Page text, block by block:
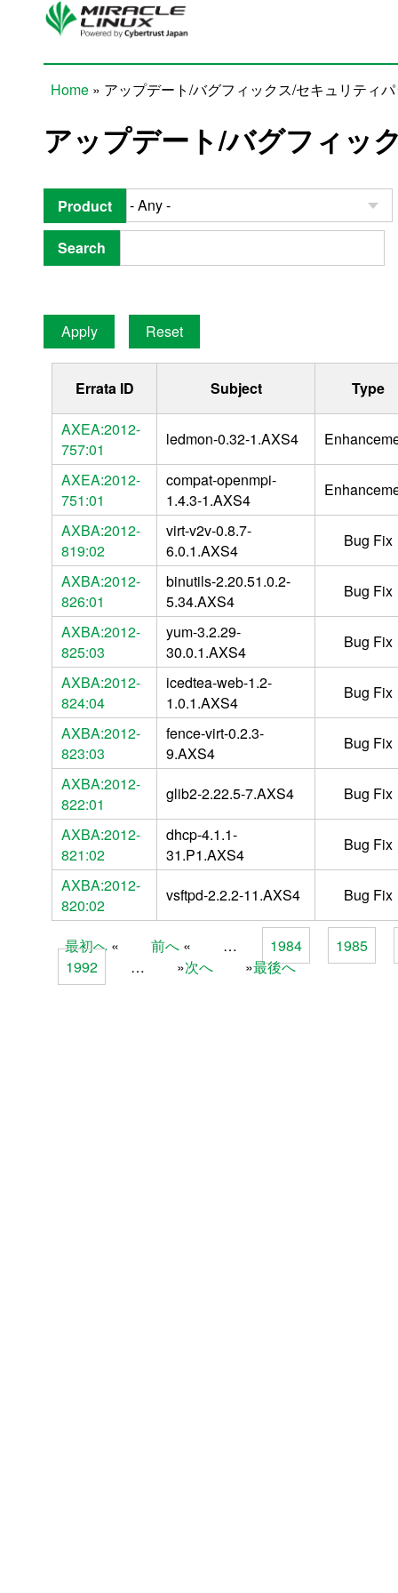
Skip to main content
Home » アップデート/バグフィックス/セキュリティ
アップデート/バグフィッ
Product
Search
Errata ID Subject
Type
AXEA:2012-
757:01
ledmon-0.32-1.AXS4
AXEA:2012-
751:01
compat-openmpi-
1.4.3-1.AXS4
AXBA:2012-
819:02
virt-v2v-0.8.7-
6.0.1.AXS4
Bug Fix
AXBA:2012-
826:01
binutils-2.20.51.0.2-
5.34.AXS4
Bug Fix
AXBA:2012-
825:03
yum-3.2.29-
30.0.1.AXS4
Bug Fix
AXBA:2012-
824:04
icedtea-web-1.2-
1.0.1.AXS4
Bug Fix
AXBA:2012-
823:03
fence-virt-0.2.3-
9.AXS4
Bug Fix
AXBA:2012-
822:01
glib2-2.22.5-7.AXS4
Bug Fix
AXBA:2012-
821:02
dhcp-4.1.1-
31.P1.AXS4
Bug Fix
AXBA:2012-
820:02
vsftpd-2.2.2-11.AXS4 Bug Fix
Pages
最初へ 前へ … 1984
1985
1992
… 次へ 最後へ